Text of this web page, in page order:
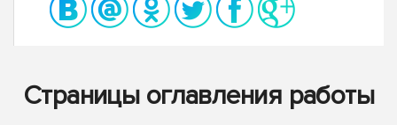
Страницы оглавления работы